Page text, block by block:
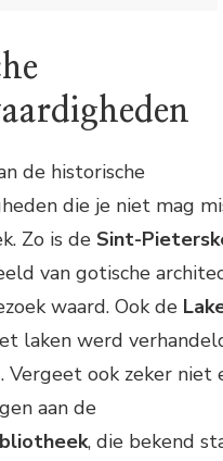
bezienswaardigheden
gebouwen
pleinen en terrasjes
hoogstandjes
de historische
die je niet mag
Zo is de Sint-
van gotische
waard. Ook de
laken werd
Vergeet ook zeker niet
aan de
, die bekend